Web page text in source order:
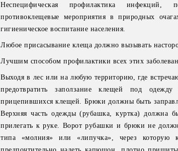
Неспецифическая профилактика инфекций,
противоклещевые мероприятия в природных
гигиеническое воспитание населения.
Любое присасывание клеща должно вызывать
Лучшим способом профилактики всех этих
Выходя в лес или на любую территорию, где
предотвратить заползание клещей под
прицепившихся клещей. Брюки должны быть
Верхняя часть одежды (рубашка, куртка) должна
прилегать к руке. Ворот рубашки и брюки не
типа «молния» или «липучка», через